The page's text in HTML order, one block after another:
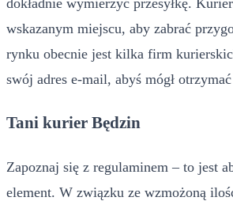
wskazanym miejscu, aby zabrać
rynku obecnie jest kilka firm
swój adres e-mail, abyś mógł
Tani kurier Będzin
Zapoznaj się z regulaminem – to jest
element. W związku ze wzmożoną